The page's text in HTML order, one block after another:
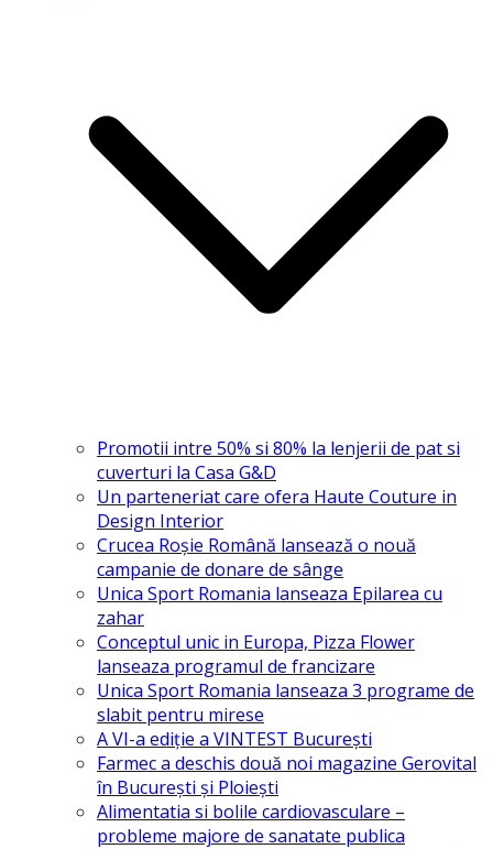
Promotii intre 50% si 80% la lenjerii de pat si
cuverturi la Casa G&D
Un parteneriat care ofera Haute Couture in
Design Interior
Crucea Roșie Română lansează o nouă
campanie de donare de sânge
Unica Sport Romania lanseaza Epilarea cu
zahar
Conceptul unic in Europa, Pizza Flower
lanseaza programul de francizare
Unica Sport Romania lanseaza 3 programe de
slabit pentru mirese
A VI-a ediție a VINTEST București
Farmec a deschis două noi magazine Gerovital
în Bucureşti şi Ploieşti
Alimentatia si bolile cardiovasculare –
probleme majore de sanatate publica